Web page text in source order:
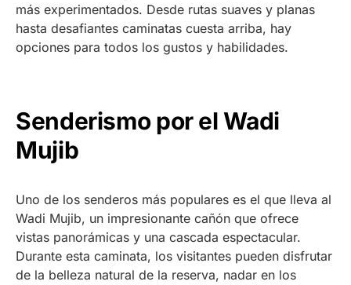
más experimentados. Desde rutas suaves y planas
hasta desafiantes caminatas cuesta arriba, hay
opciones para todos los gustos y habilidades.
Senderismo por el Wadi
Mujib
Uno de los senderos más populares es el que lleva al
Wadi Mujib, un impresionante cañón que ofrece
vistas panorámicas y una cascada espectacular.
Durante esta caminata, los visitantes pueden disfrutar
de la belleza natural de la reserva, nadar en los